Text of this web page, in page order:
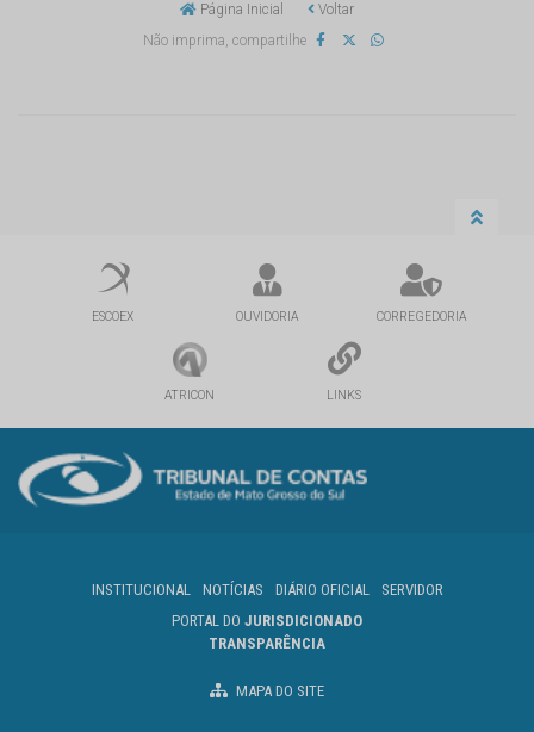
Página Inicial
Voltar
Não imprima, compartilhe
ESCOEX OUVIDORIA CORREGEDORIA
ATRICON LINKS
INSTITUCIONAL NOTÍCIAS DIÁRIO OFICIAL
SERVIDOR
PORTAL DO JURISDICIONADO
TRANSPARÊNCIA
MAPA DO SITE